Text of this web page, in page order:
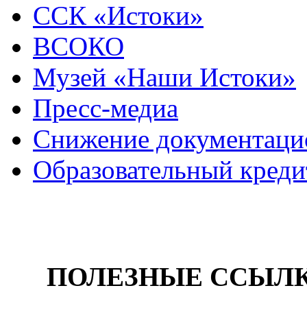
ССК «Истоки»
ВСОКО
Музей «Наши Истоки»
Пресс-медиа
Снижение
Образовательный
ПОЛЕЗНЫЕ